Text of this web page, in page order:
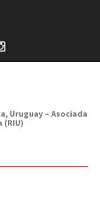
Uruguay – Asociada